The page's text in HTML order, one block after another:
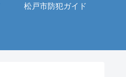
松戸市防犯ガイド